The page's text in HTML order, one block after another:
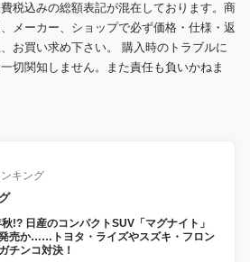
税込みの総額表記が混在しております。商
メーカー、ショップで必ず価格・仕様・返
お買い求め下さい。 購入時のトラブルに
切関知しません。また責任も負いかねま
キング
!? 日産のコンパクトSUV「マグナイト」
売か……トヨタ・ライズやスズキ・フロン
チンコ対決！